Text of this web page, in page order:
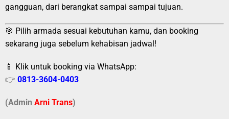
gangguan, dari berangkat sampai sampai tujuan.
🎯 Pilih armada sesuai kebutuhan kamu, dan booking
sekarang juga sebelum kehabisan jadwal!
📱 Klik untuk booking via WhatsApp:
👉 0813-3604-0403
(Admin Arni Trans)